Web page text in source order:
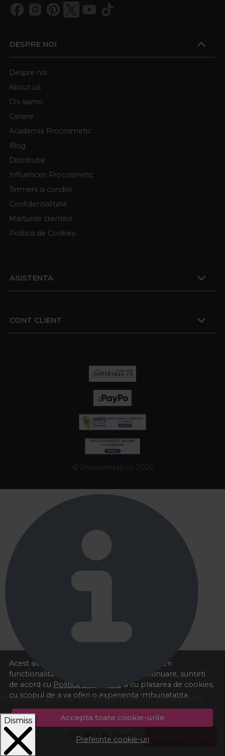
173,85LEI / buc
Acest site foloseste cookies pentru a va oferi
functionalitatea dorita. Navigand in continuare, sunteti
de acord cu Politica de cookies si cu plasarea de cookies,
cu scopul de a va oferi o experienta imbunatatita.
Accepta toate cookie-urile
Preferinte cookie-uri
DESPRE NOI
Despre noi
About us
Chi siamo
Cariere
Academia Procosmetic
Blog
Distributie
Influenceri Procosmetic
Termeni si conditii
Confidentialitate
Marturiile clientilor
Politica de Cookies
ASISTENTA
CONT CLIENT
© Procosmetic.ro 2026
There was an error initializing the chat component
Dismiss